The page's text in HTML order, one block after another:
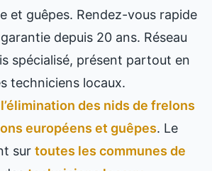
et guêpes. Rendez-vous rapide
depuis 20 ans. Réseau
spécialisé, présent partout en
techniciens locaux.
l’élimination des nids de frelons
européens et guêpes. Le
sur toutes les communes de